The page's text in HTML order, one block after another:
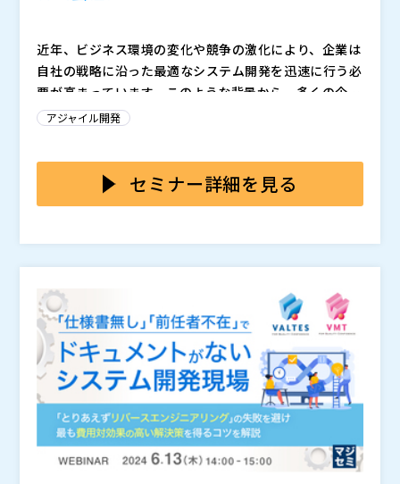
近年、ビジネス環境の変化や競争の激化により、企業は
自社の戦略に沿った最適なシステム開発を迅速に行う必
要が高まっています。このような背景から、多くの企業
がシステム開発の内製化を進める傾向にあります。
内製化がすすめられる主な要因としては、以下の点が挙
に反映し、ビジネスの変化に対応できるようになりま
す。 コスト削減：外部委託にかかる高額なコストを
理：自社のスタッフが直接開発に関与することで、品質
をより細かくコントロールできます。
た課題も伴います。また、システム間の連携や複雑な運
用管理が求められる場合も多く、これらの問題解決が鍵
となります。
今回開催するセミナーでは、SBI生命保険、セブン銀行
において内製化をリードしたキーマンと、DeNAの開発
プロセス改善をされたアジャイルコーチに登壇いただ
き、各社の取り組みを通して、内製化の意義とその具体
的な取り組み方法について学ぶことができます。また、
アシストにおけるアジャイル/Scrum開発の取り組み、
今後普及が予想されるAIエージェントの活用によりシス
テム開発がどう変わるかについても詳しくお話しいたし
ます。
・システム開発の内製化検討の企業の企画や部門リーダ
ー ・内製やアジャイル開発に課題があり解決方法を知
りたい方 ・オンプレとクラウドの混在で柔軟かつ速い
開発方法を探す方 ・DevOpsやアジャイル実践には組織
改革が必要と考える方 ・Agentic AI（エージェンティ
ックAI）による開発に興味のある方
次世代開発への第一歩として、アシストがScrum導入
をどのように進めたかをお伝えするセッションです。 2
019年からSalesforceを活用し、現在は販売管理や会計
アジャイル開発
セミナー詳細を見る